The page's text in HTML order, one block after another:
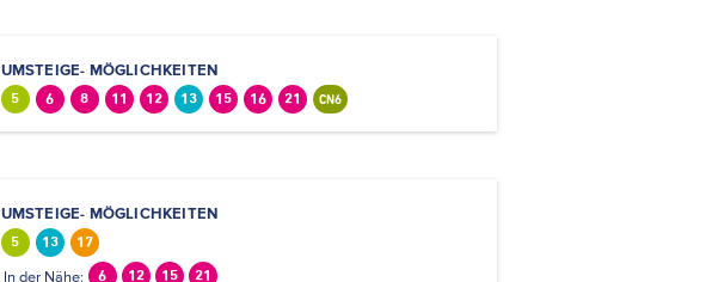
UMSTEIGE- MÖGLICHKEITEN
5 6 8 11 12 13 15 16 21 CN6
UMSTEIGE- MÖGLICHKEITEN
5 13 17
In der Nähe: 6 12 15 21